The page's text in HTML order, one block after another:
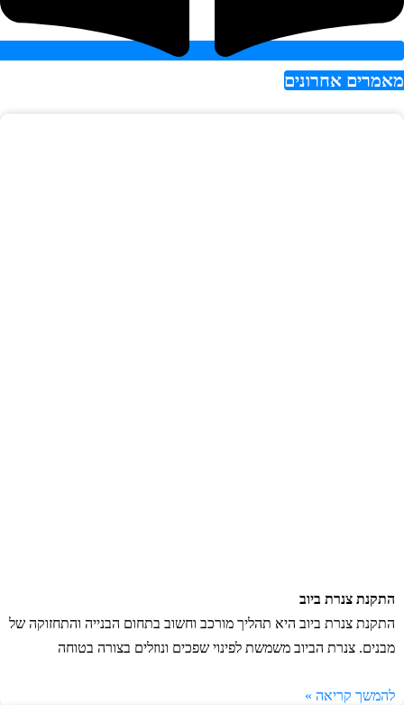
אחרונים
התקנת צנרת ביוב
התקנת צנרת ביוב היא תהליך מורכב וחשוב בתחום הבנייה והתחזוקה של
מבנים. צנרת הביוב משמשת לפינוי שפכים ונוזלים בצורה בטוחה
להמשך קריאה »